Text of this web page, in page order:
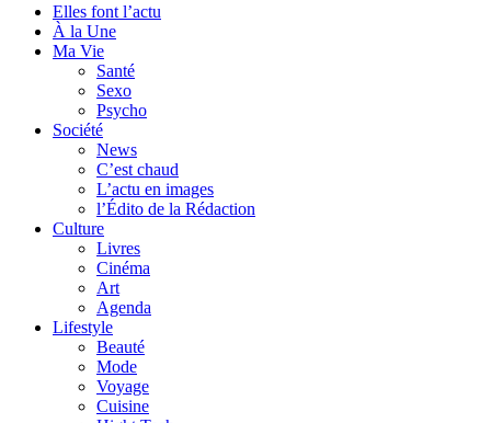
Elles font l’actu
À la Une
Ma Vie
Santé
Sexo
Psycho
Société
News
C’est chaud
L’actu en images
l’Édito de la Rédaction
Culture
Livres
Cinéma
Art
Agenda
Lifestyle
Beauté
Mode
Voyage
Cuisine